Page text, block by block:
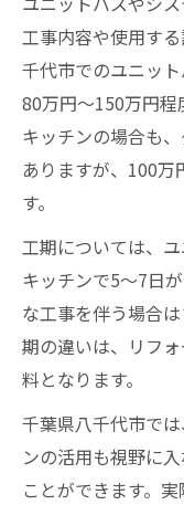
工事内容や使用す
千代市でのユニッ
80万円～150万円程
キッチンの場合も
ありますが、100万
す。
工期については、
キッチンで5～7日
な工事を伴う場合
期の違いは、リフ
料となります。
千葉県八千代市で
ンの活用も視野に
ことができます。